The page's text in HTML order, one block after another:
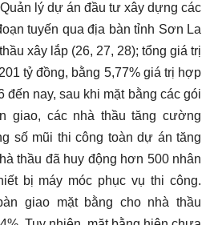
lý dự án đầu tư xây dựng các
tuyến qua địa bàn tỉnh Sơn La
xây lắp (26, 27, 28); tổng giá trị
tỷ đồng, bằng 5,77% giá trị hợp
đến nay, sau khi mặt bằng các gói
giao, các nhà thầu tăng cường
số mũi thi công toàn dự án tăng
thầu đã huy động hơn 500 nhân
bị máy móc phục vụ thi công.
giao mặt bằng cho nhà thầu